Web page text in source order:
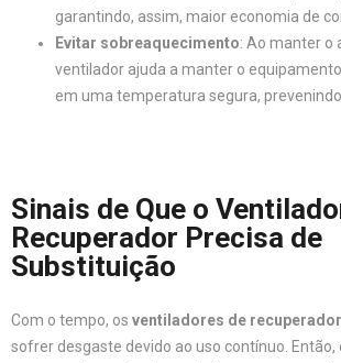
garantindo, assim, maior economia de
Evitar sobreaquecimento: Ao manter o
ventilador ajuda a manter o
em uma temperatura segura,
Sinais de Que o
Recuperador Precisa de
Substituição
Com o tempo, os ventiladores de
sofrer desgaste devido ao uso contínuo.